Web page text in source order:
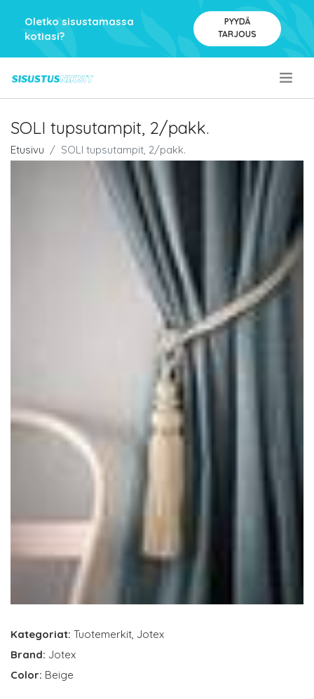
Oletko sisustamassa
kotiasi?
PYYDÄ
TARJOUS
SOLI tupsutampit, 2/pakk.
Etusivu SOLI tupsutampit, 2/pakk.
Kategoriat: Tuotemerkit, Jotex
Brand: Jotex
Color: Beige